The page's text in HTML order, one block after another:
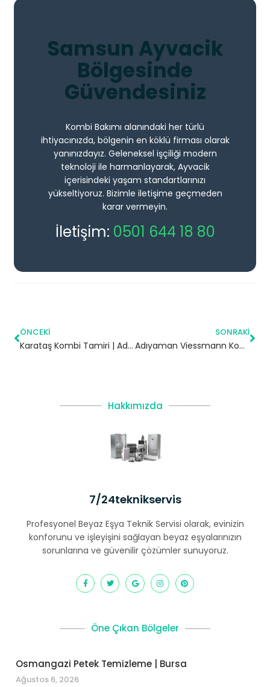
Samsun Ayvacik
Bölgesinde
Güvendesiniz
Kombi Bakımı alanındaki her türlü
ihtiyacınızda, bölgenin en köklü firması olarak
yanınızdayız. Geleneksel işçiliği modern
teknoloji ile harmanlayarak, Ayvacik
içerisindeki yaşam standartlarınızı
yükseltiyoruz. Bizimle iletişime geçmeden
karar vermeyin.
İletişim: 0501 644 18 80
ÖNCEKI
Karataş Kombi Tamiri | Adana
SONRAKI
Adıyaman Viessmann Kombi Servisi
Hakkımızda
7/24teknikservis
Profesyonel Beyaz Eşya Teknik Servisi olarak, evinizin
konforunu ve işleyişini sağlayan beyaz eşyalarınızın
sorunlarına ve güvenilir çözümler sunuyoruz.
Öne Çıkan Bölgeler
Osmangazi Petek Temizleme | Bursa
Ağustos 6, 2026